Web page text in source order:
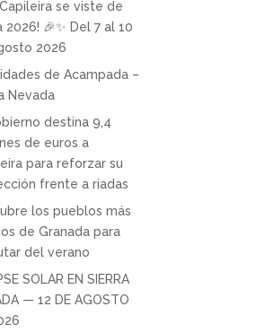
se viste de
2026! 🎉✨ Del 7 al 10
2026
de Acampada –
Nevada
destina 9,4
de euros a
para reforzar su
frente a riadas
los pueblos más
de Granada para
del verano
SOLAR EN SIERRA
— 12 DE AGOSTO